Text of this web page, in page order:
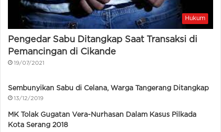
Hukum
Pengedar Sabu Ditangkap Saat Transaksi di
Pemancingan di Cikande
19/07/2021
Sembunyikan Sabu di Celana, Warga Tangerang Ditangkap
13/12/2019
MK Tolak Gugatan Vera-Nurhasan Dalam Kasus Pilkada
Kota Serang 2018